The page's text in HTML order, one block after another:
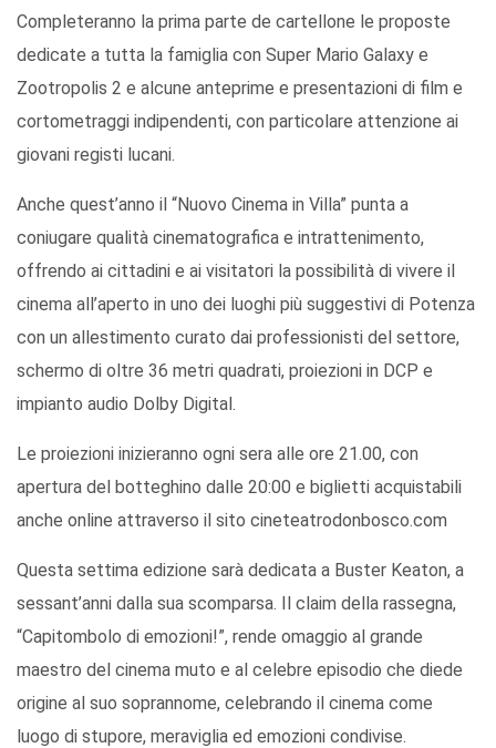
Completeranno la prima parte de cartellone le proposte
dedicate a tutta la famiglia con Super Mario Galaxy e
Zootropolis 2 e alcune anteprime e presentazioni di film e
cortometraggi indipendenti, con particolare attenzione ai
giovani registi lucani.
Anche quest’anno il “Nuovo Cinema in Villa” punta a
coniugare qualità cinematografica e intrattenimento,
offrendo ai cittadini e ai visitatori la possibilità di vivere il
cinema all’aperto in uno dei luoghi più suggestivi di Potenza
con un allestimento curato dai professionisti del settore,
schermo di oltre 36 metri quadrati, proiezioni in DCP e
impianto audio Dolby Digital.
Le proiezioni inizieranno ogni sera alle ore 21.00, con
apertura del botteghino dalle 20:00 e biglietti acquistabili
anche online attraverso il sito cineteatrodonbosco.com
Questa settima edizione sarà dedicata a Buster Keaton, a
sessant’anni dalla sua scomparsa. Il claim della rassegna,
“Capitombolo di emozioni!”, rende omaggio al grande
maestro del cinema muto e al celebre episodio che diede
origine al suo soprannome, celebrando il cinema come
luogo di stupore, meraviglia ed emozioni condivise.